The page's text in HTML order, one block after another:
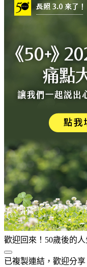
歡迎回來！50歲後的
已複製連結，歡迎分享